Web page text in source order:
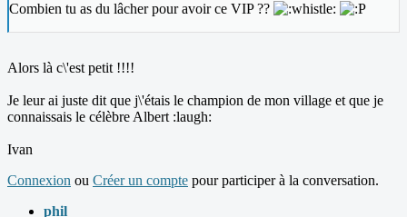
Combien tu as du lâcher pour avoir ce VIP ??
Alors là c\'est petit !!!!
Je leur ai juste dit que j\'étais le champion de mon village et que je
connaissais le célèbre Albert :laugh:
Ivan
Connexion ou Créer un compte pour participer à la conversation.
phil